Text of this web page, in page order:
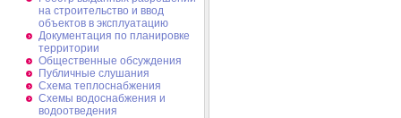
на строительство и ввод
объектов в эксплуатацию
Документация по планировке
территории
Общественные обсуждения
Публичные слушания
Схема теплоснабжения
Схемы водоснабжения и
водоотведения